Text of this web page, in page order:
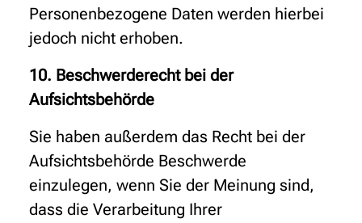
Personenbezogene Daten werden hierbei
jedoch nicht erhoben.
10. Beschwerderecht bei der
Aufsichtsbehörde
Sie haben außerdem das Recht bei der
Aufsichtsbehörde Beschwerde
einzulegen, wenn Sie der Meinung sind,
dass die Verarbeitung Ihrer